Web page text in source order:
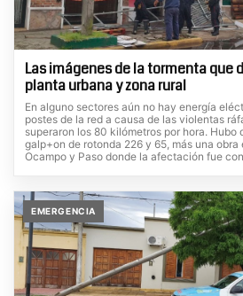
Las imágenes de la tormenta que
planta urbana y zona rural
En alguno sectores aún no hay energía
postes de la red a causa de las violentas
superaron los 80 kilómetros por hora. Hubo
galp+on de rotonda 226 y 65, más una
Ocampo y Paso donde la afectación fue
EMERGENCIA